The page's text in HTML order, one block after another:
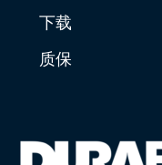
下载
质保